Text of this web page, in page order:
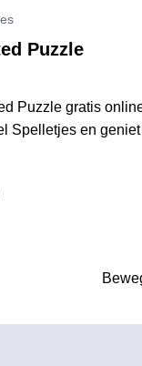
Puzzle
Puzzle gratis
Spelletjes en